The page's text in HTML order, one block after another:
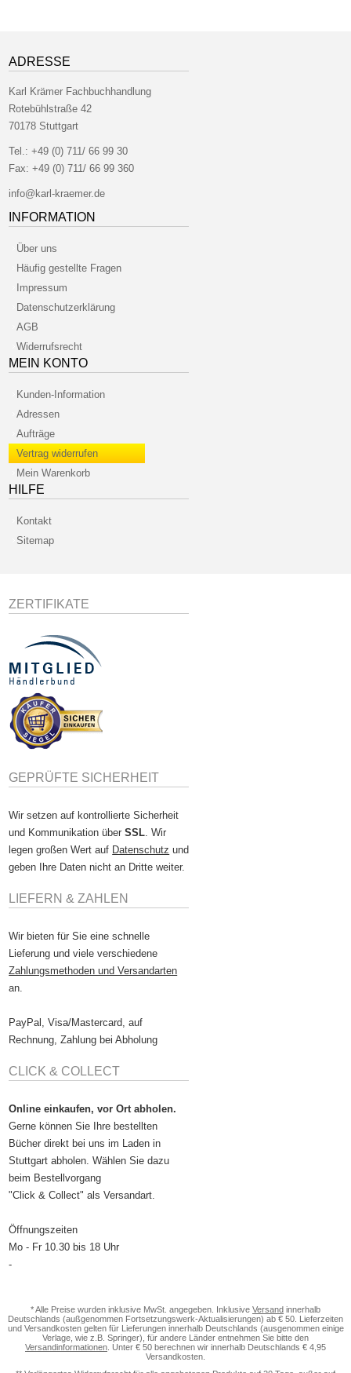
ADRESSE
Karl Krämer Fachbuchhandlung
Rotebühlstraße 42
70178 Stuttgart
Tel.:+49 (0) 711/ 66 99 30
Fax: +49 (0) 711/ 66 99 360
info@karl-kraemer.de
INFORMATION
Über uns
Häufig gestellte Fragen
Impressum
Datenschutzerklärung
AGB
Widerrufsrecht
MEIN KONTO
Kunden-Information
Adressen
Aufträge
Vertrag widerrufen
Mein Warenkorb
HILFE
Kontakt
Sitemap
ZERTIFIKATE
GEPRÜFTE SICHERHEIT
Wir setzen auf kontrollierte Sicherheit
und Kommunikation überSSL. Wir
legen großen Wert auf Datenschutz und
geben Ihre Daten nicht an Dritte weiter.
LIEFERN & ZAHLEN
Wir bieten für Sie eine schnelle
Lieferung und viele verschiedene
Zahlungsmethoden und Versandarten
an.
PayPal, Visa/Mastercard, auf
Rechnung, Zahlung bei Abholung
CLICK & COLLECT
Online einkaufen, vor Ort abholen.
Gerne können Sie Ihre bestellten
Bücher direkt bei uns im Laden in
Stuttgart abholen. Wählen Sie dazu
beim Bestellvorgang
"Click & Collect" als Versandart.
Öffnungszeiten
Mo - Fr 10.30 bis 18 Uhr
-
* Alle Preise wurden inklusive MwSt. angegeben. Inklusive Versand innerhalb
Deutschlands (außgenommen Fortsetzungswerk-Aktualisierungen) ab € 50. Lieferzeiten
und Versandkosten gelten für Lieferungen innerhalb Deutschlands (ausgenommen einige
Verlage, wie z.B. Springer), für andere Länder entnehmen Sie bitte den
Versandinformationen . Unter € 50 berechnen wir innerhalb Deutschlands € 4,95
Versandkosten.